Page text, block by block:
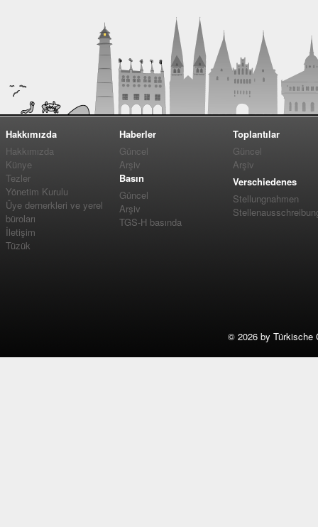
Hakkımızda
Hakkımızda
Künye
Tezler
Yönetim Kurulu
Üye dernerkleri ve yerel
büroları
İletişim
Tüzük
Haberler
Güncel
Arşiv
Basın
Güncel
Arşiv
TGS-H basında
Toplantılar
Güncel
Arşiv
Verschiedenes
Stellungnahmen
© 2026 by Türkische